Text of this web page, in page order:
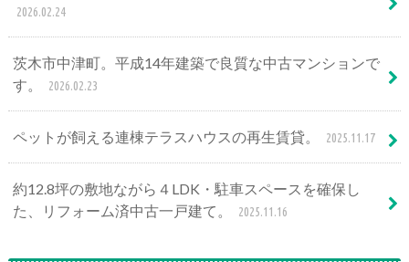
2026.02.24
茨木市中津町。平成14年建築で良質な中古マンションで
す。
2026.02.23
ペットが飼える連棟テラスハウスの再生賃貸。 2025.11.17
約12.8坪の敷地ながら４LDK・駐車スペースを確保し
た、リフォーム済中古一戸建て。
2025.11.16